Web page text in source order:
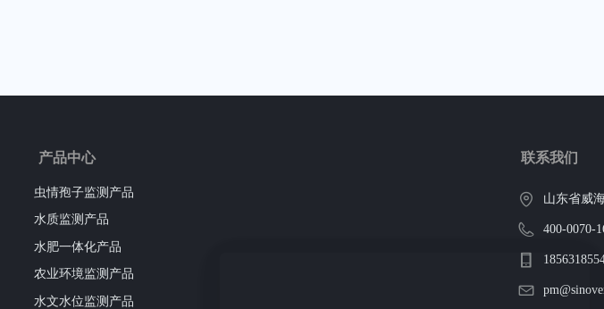
联系我们
山东省威
400-0070-
产品中心
虫情孢子监测产品
水质监测产品
水肥一体化产品
农业环境监测产品
水文水位监测产品